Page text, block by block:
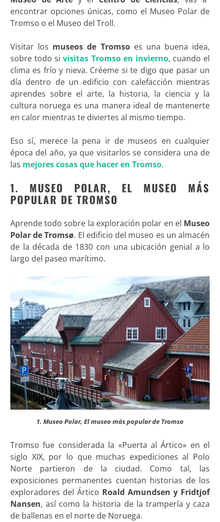
encontrar opciones únicas, como el Museo Polar de
Tromso o el Museo del Troll.
Visitar los museos de Tromso es una buena idea,
sobre todo sivisitas Tromso en invierno, cuando el
clima es frío y nieva. Créeme si te digo que pasar un
día dentro de un edificio con calefacción mientras
aprendes sobre el arte, la historia, la ciencia y la
cultura noruega es una manera ideal de mantenerte
en calor mientras te diviertes al mismo tiempo.
Eso sí, merece la pena ir de museos en cualquier
época del año, ya que visitarlos se considera una de
las mejores cosas que hacer en Tromso.
1. MUSEO POLAR, EL MUSEO MÁS
POPULAR DE TROMSO
Aprende todo sobre la exploración polar en el Museo
Polar de Tromsø. El edificio del museo es un almacén
de la década de 1830 con una ubicación genial a lo
largo del paseo marítimo.
1. Museo Polar, El museo más popular de Tromso
Tromso fue considerada la «Puerta al Ártico» en el
siglo XIX, por lo que muchas expediciones al Polo
Norte partieron de la ciudad. Como tal, las
exposiciones permanentes cuentan historias de los
exploradores del Ártico Roald Amundsen y Fridtjof
Nansen, así como la historia de la trampería y caza
de ballenas en el norte de Noruega.